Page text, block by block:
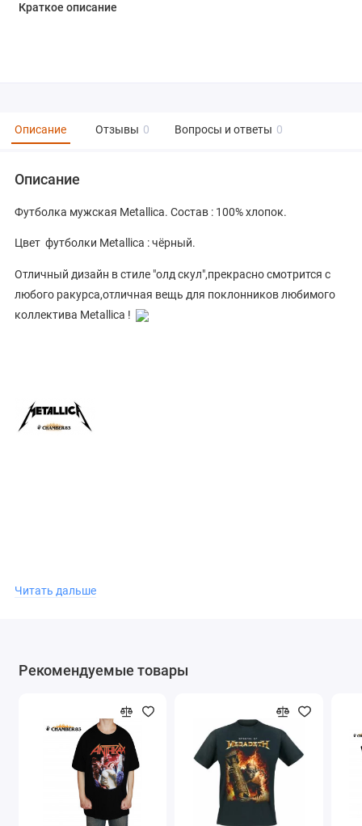
Краткое описание
Описание Отзывы 0 Вопросы и ответы 0
Описание
Футболка мужская Metallica. Состав : 100% хлопок.
Цвет футболки Metallica : чёрный.
Отличный дизайн в стиле "олд скул",прекрасно смотрится с
любого ракурса,отличная вещь для поклонников любимого
коллектива Metallica !
1981 году,США .
Музыка Metallica это смесь из спид-метала с элементами
Группа Metallica оказала огромное влияние на развитие
спид-трэш -метала в мире.
Читать дальше
Рекомендуемые товары